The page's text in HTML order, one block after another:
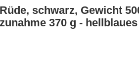
Rüde, schwarz,
370 g -